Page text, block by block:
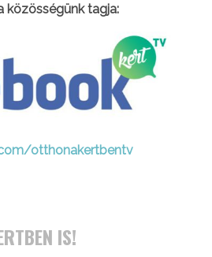
közösségünk tagja:
otthonakertbentv
IS!